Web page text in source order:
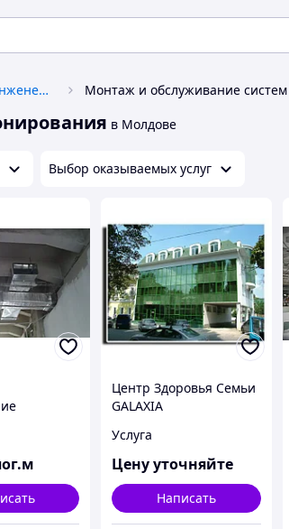
Монтаж и обслуживание инженерных систем
в Молдове
Выбор оказываемых услуг
Центр Здоровья Семьи
GALAXIA
Услуга
Цену уточняйте
Написать